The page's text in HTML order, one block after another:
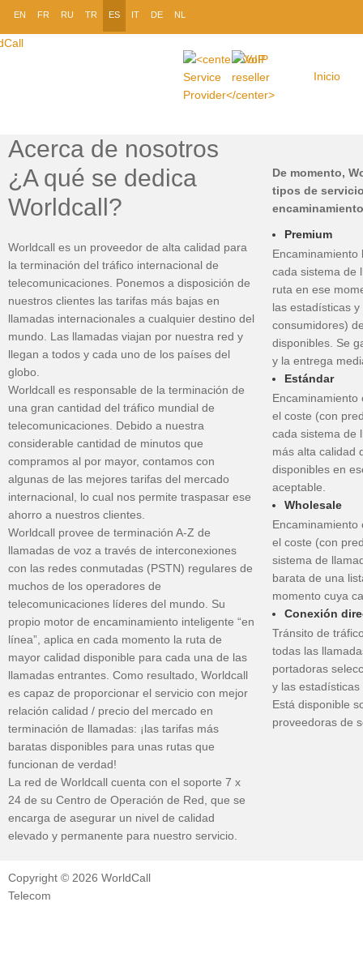
EN FR RU TR ES IT DE NL
Inicio
Acerca de nosotros
¿A qué se dedica
Worldcall?
Worldcall es un proveedor de alta calidad para
la terminación del tráfico internacional de
telecomunicaciones. Ponemos a disposición de
nuestros clientes las tarifas más bajas en
llamadas internacionales a cualquier destino del
mundo. Las llamadas viajan por nuestra red y
llegan a todos y cada uno de los países del
globo.
Worldcall es responsable de la terminación de
una gran cantidad del tráfico mundial de
telecomunicaciones. Debido a nuestra
considerable cantidad de minutos que
compramos al por mayor, contamos con
algunas de las mejores tarifas del mercado
internacional, lo cual nos permite traspasar ese
ahorro a nuestros clientes.
Worldcall provee de terminación A-Z de
llamadas de voz a través de interconexiones
con las redes conmutadas (PSTN) regulares de
muchos de los operadores de
telecomunicaciones líderes del mundo. Su
propio motor de encaminamiento inteligente “en
línea”, aplica en cada momento la ruta de
mayor calidad disponible para cada una de las
llamadas entrantes. Como resultado, Worldcall
es capaz de proporcionar el servicio con mejor
relación calidad / precio del mercado en
terminación de llamadas: ¡las tarifas más
baratas disponibles para unas rutas que
funcionan de verdad!
La red de Worldcall cuenta con el soporte 7 x
24 de su Centro de Operación de Red, que se
encarga de asegurar un nivel de calidad
elevado y permanente para nuestro servicio.
De momento,
tipos de
Premium
Encaminamiento
cada sistema de
ruta en ese
las estadísticas
consumidores)
disponibles. Se
y la entrega
Estándar
Encaminamiento
el coste (con
cada sistema de
más alta calidad
disponibles en
aceptable.
Wholesale
Encaminamiento
el coste (con
sistema de
barata de una
momento cuya
Conexión
Tránsito de
todas las
portadoras
y las
Está disponible
proveedoras de
Copyright © 2026 WorldCall
Telecom